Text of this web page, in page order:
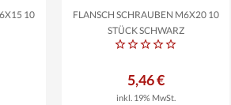
10
FLANSCH SCHRAUBEN M6X20 10
STÜCK SCHWARZ
5,46 €
inkl. 19% MwSt.